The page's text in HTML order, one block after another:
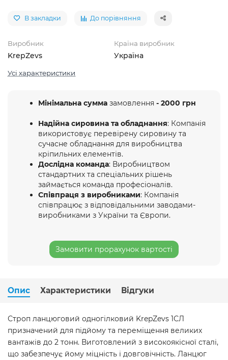
В закладки До порівняння
Виробник
KrepZevs
Країна виробник
Україна
Усі характеристики
Мінімальна сумма замовлення - 2000 грн
Надійна сировина та обладнання: Компанія
використовує перевірену сировину та
сучасне обладнання для виробництва
кріпильних елементів.
Дослідна команда: Виробництвом
стандартних та спеціальних рішень
займається команда професіоналів.
Співпраця з виробниками: Компанія
співпрацює з відповідальними заводами-
виробниками з України та Європи.
Замовити прорахунок вартості
Опис Характеристики Відгуки
Строп ланцюговий одногілковий KrepZevs 1СЛ
призначений для підйому та переміщення великих
вантажів до 2 тонн. Виготовлений з високоякісної сталі,
що забезпечує йому міцність і довговічність. Ланцюг